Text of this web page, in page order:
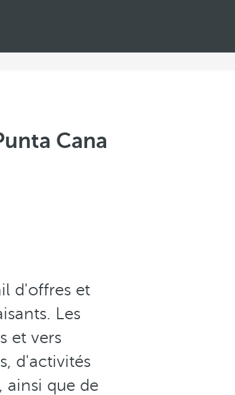
Cana
d'offres et
Les
et vers
d'activités
ainsi que de